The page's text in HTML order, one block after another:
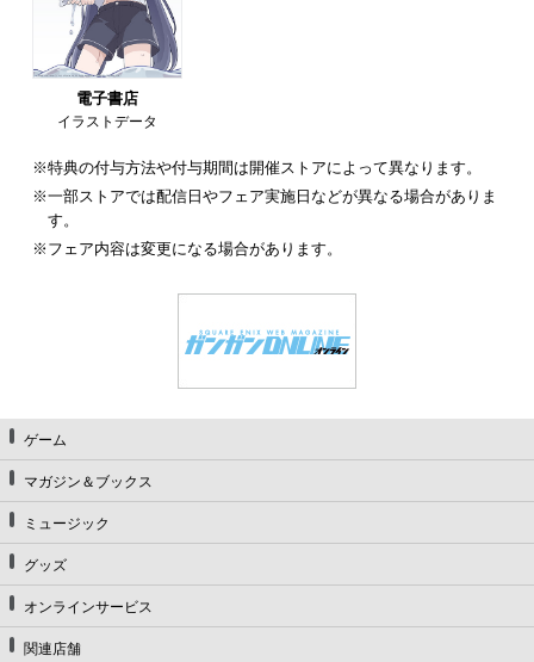
電子書店
イラストデータ
※特典の付与方法や付与期間は開催ストアによって異なります。
※一部ストアでは配信日やフェア実施日などが異なる場合がありま
す。
※フェア内容は変更になる場合があります。
ゲーム
マガジン＆ブックス
ミュージック
グッズ
オンラインサービス
関連店舗